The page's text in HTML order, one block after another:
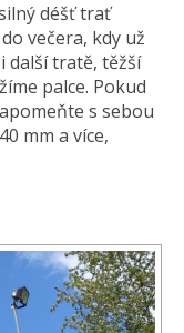
déšť trať
večera, kdy už
další tratě, těžší
palce. Pokud
s sebou
mm a více,